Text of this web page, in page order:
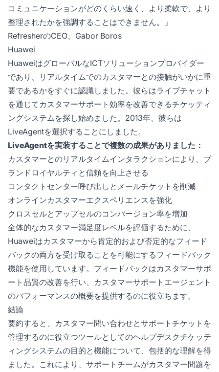
コミュニケーションがどのくらい速く、より柔軟で、より
整理されたかを強調することはできません。」
RefresherのCEO、Gabor Boros
Huawei
HuaweiはグローバルなICTソリューションプロバイダー
であり、リアルタイムでのカスタマーとの接触がいかに重
要であるかをすぐに認識しました。彼らはライブチャット
を通じてカスタマーサポート効率を改善できるチケッティ
ングシステムを探し始めました。2013年、彼らは
LiveAgentを選択することにしました。
LiveAgentを実装することで複数の成果がありました：
カスタマーとのリアルタイムインタラクションにより、ブ
ランドロイヤルティと信頼を向上させる
コンタクトセンター呼び出しとメールチケットを削減
オンラインカスタマーエクスペリエンスを強化
クロスセルとアップセルのコンバージョン率を増加
全体的なカスタマー満足度レベルを評価するために、
Huaweiはカスタマーから肯定的および否定的なフィード
バックの両方を受け取ることを可能にするフィードバック
機能を使用しています。フィードバックはカスタマーサポ
ート品質の改善を行い、カスタマーサポートエージェント
のパフォーマンスの概要を提供するのに役立ちます。
結論
要約すると、カスタマー問い合わせとサポートチケットを
管理するのに役立つツールとしてのヘルプデスクチケッテ
ィングシステムの目的と機能について、包括的な理解を得
ました。これにより、サポートチームがカスタマー問題を